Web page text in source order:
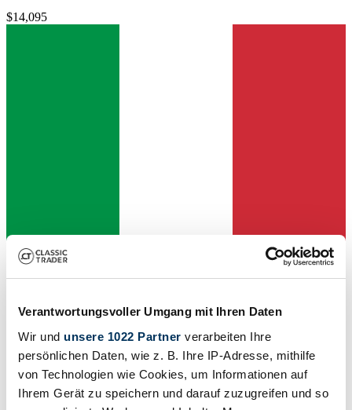
Verantwortungsvoller Umgang mit Ihren Daten
Wir und unsere 1022 Partner verarbeiten Ihre
persönlichen Daten, wie z. B. Ihre IP-Adresse, mithilfe
von Technologien wie Cookies, um Informationen auf
Ihrem Gerät zu speichern und darauf zuzugreifen und so
$14,095